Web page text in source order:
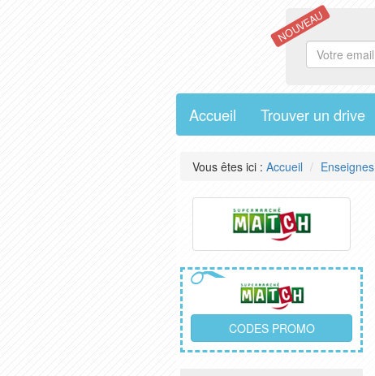
NOUVEAU
Accueil Trouver un drive
Vous êtes ici : Accueil Enseignes
CODES PROMO